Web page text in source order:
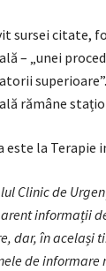
sursei citate,
– „unei
rămâne
este la Terapie
Clinic de
informații
dar, în același
de informare